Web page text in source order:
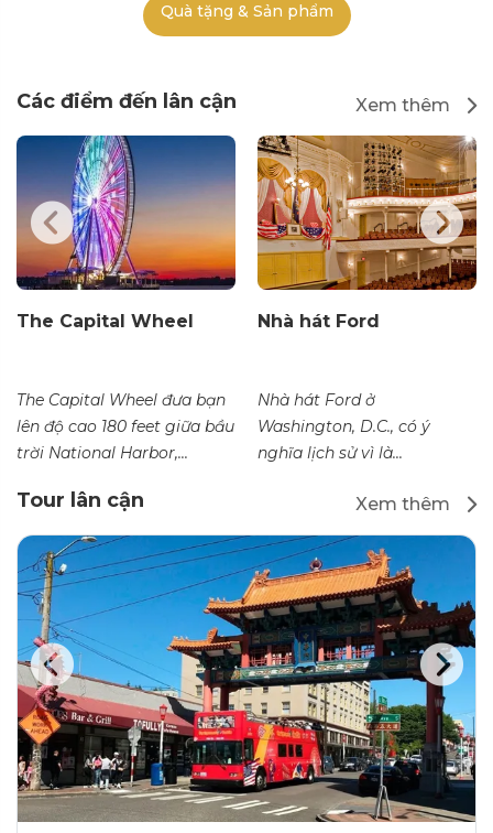
Quà tặng & Sản phẩm
Các điểm đến lân cận Xem thêm
The Capital Wheel
The Capital Wheel đưa bạn
lên độ cao 180 feet giữa bầu
trời National Harbor,...
Nhà hát Ford
Nhà hát Ford ở
Washington, D.C., có ý
nghĩa lịch sử vì là...
Tour lân cận Xem thêm